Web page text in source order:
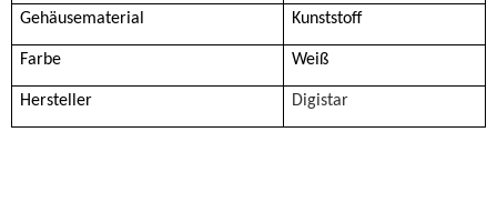
Gehäusematerial Kunststoff
Farbe Weiß
Hersteller Digistar